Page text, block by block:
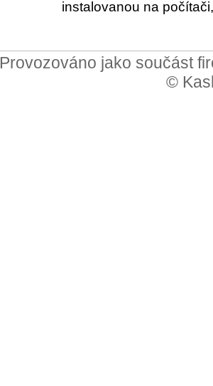
instalovanou na
Provozováno jako součást
©